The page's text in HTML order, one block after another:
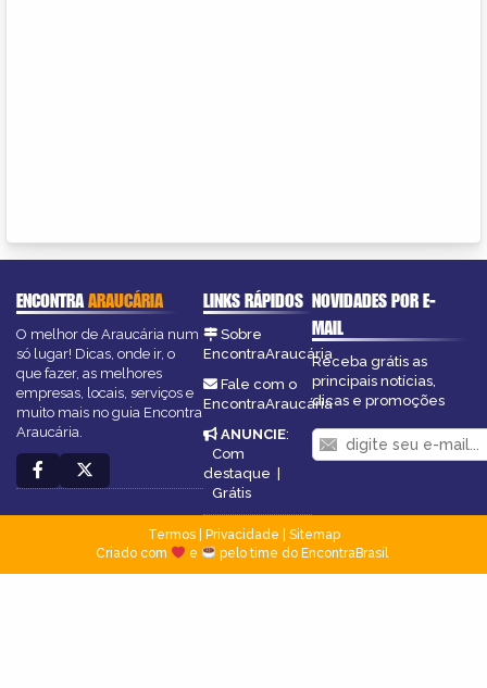
ENCONTRAARAUCÁRIA
O melhor de Araucária num
só lugar! Dicas, onde ir, o
que fazer, as melhores
empresas, locais, serviços e
muito mais no guia Encontra
Araucária.
LINKS RÁPIDOS
Sobre
EncontraAraucária
Fale com o
EncontraAraucária
ANUNCIE:
Com
destaque
Grátis
NOVIDADES POR E-
MAIL
Receba grátis as
principais notícias,
dicas e promoções
Termos| Privacidade
Sitemap
Criado com
e pelo time do EncontraBrasil